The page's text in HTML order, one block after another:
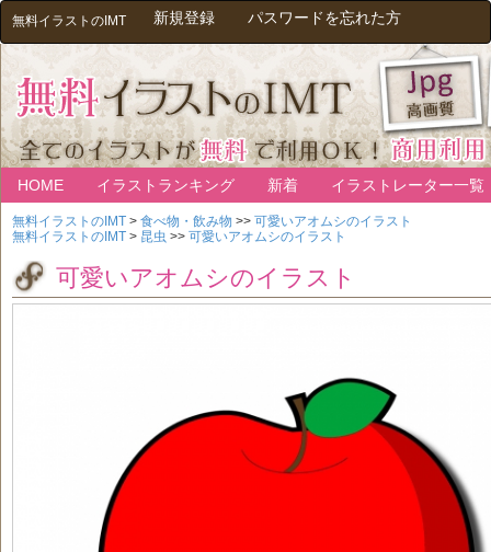
無料イラストのIMT 新規登録 パスワードを忘れた方
HOME イラストランキング 新着 イラストレーター一覧
無料イラストのIMT > 食べ物・飲み物 >> 可愛いアオムシのイラスト
無料イラストのIMT > 昆虫 >> 可愛いアオムシのイラスト
可愛いアオムシのイラスト